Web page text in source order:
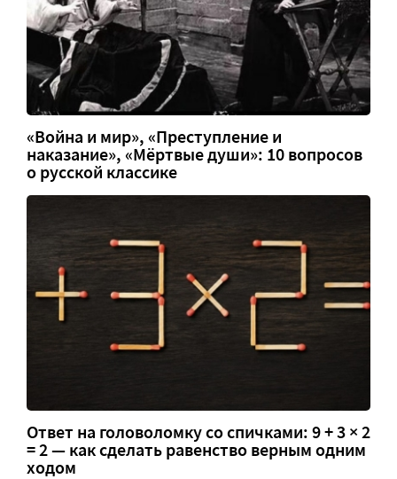
«Война и мир», «Преступление и
наказание», «Мёртвые души»: 10 вопросов
о русской классике
Ответ на головоломку со спичками: 9 + 3 × 2
= 2 — как сделать равенство верным одним
ходом